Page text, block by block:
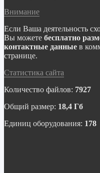
Внимание
Если Ваша деятельность
Вы можете бесплатно
контактные данные в
странице.
Статистика сайта
Количество файлов: 7927
Общий размер: 18,4 Гб
Единиц оборудования: 178